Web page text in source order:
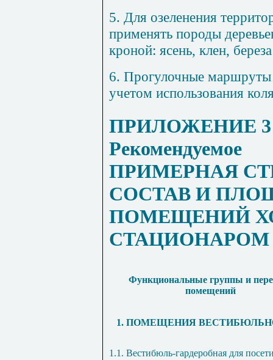
5. Для озеленения
применять породы
кроной: ясень, клен,
6. Прогулочные маршруты
учетом использования
ПРИЛОЖЕНИЕ 3
Рекомендуемое
ПРИМЕРНАЯ
СОСТАВ И
ПОМЕЩЕНИЙ
СТАЦИОНАРОМ
Функциональные группы и
помещений
1. ПОМЕЩЕНИЯ
1.1. Вестибюль-гардеробная для